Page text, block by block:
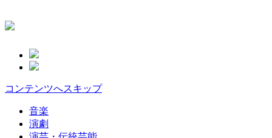
コンテンツへスキップ
音楽
演劇